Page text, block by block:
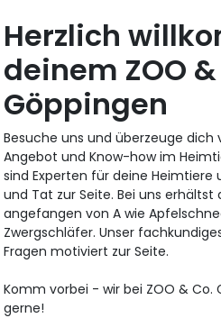
Herzlich
deinem ZOO
Göppingen
Besuche uns und überzeuge
Angebot und Know-how im
sind Experten für deine
und Tat zur Seite. Bei uns
angefangen von A wie
Zwergschläfer. Unser
Fragen motiviert zur Seite.
Komm vorbei - wir bei ZOO &
gerne!